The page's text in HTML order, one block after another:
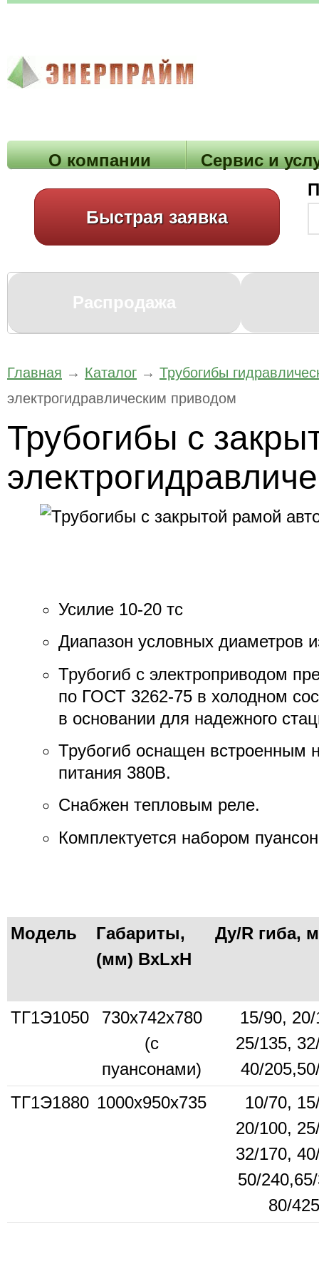
О компании Cервис и
Быстрая заявка
Распродажа
Главная → Каталог → Трубогибы
электрогидравлическим приводом
Трубогибы с
Усилие 10-20 тс
Диапазон условных диаметров
Трубогиб с электроприводом
по ГОСТ 3262-75 в холодном
в основании для надежного
Трубогиб оснащен встроенным
питания 380В.
Снабжен тепловым реле.
Комплектуется набором
Модель
Габариты,
(мм) BxLxH
Ду/R гиба,
ТГ1Э1050
730х742х780
(с
пуансонами)
15/90,
25/135,
40/
ТГ1Э1880 1000х950х735
10/70,
20/100,
32/170,
50/
80/